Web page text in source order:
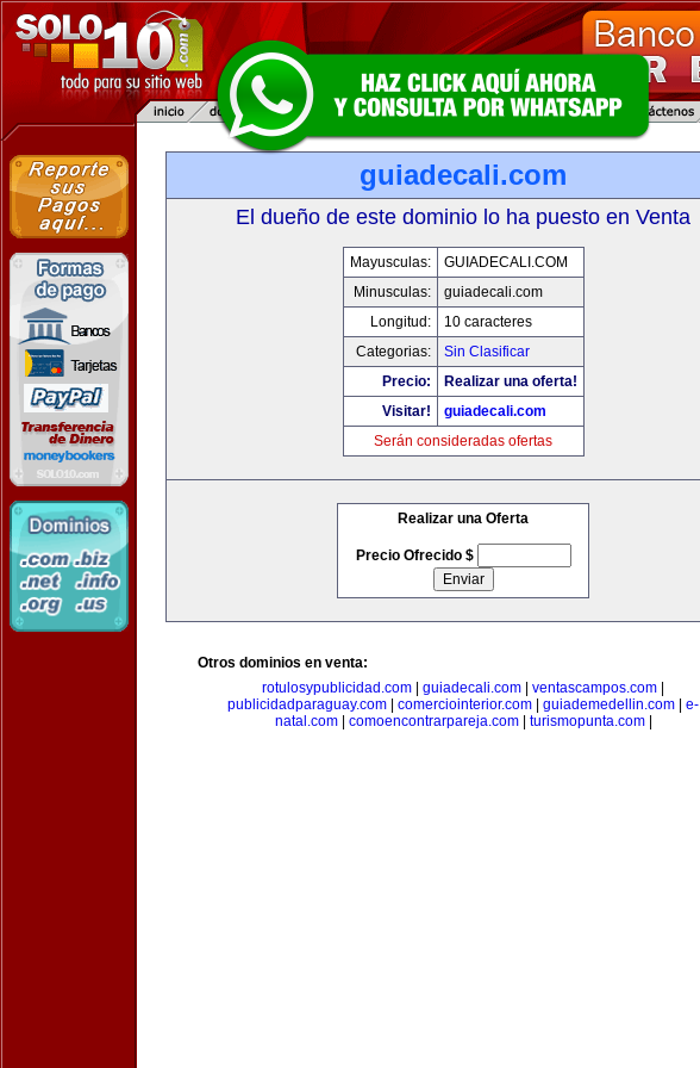
guiadecali.com
El dueño de este dominio lo ha puesto en Venta
Mayusculas:
GUIADECALI.COM
Minusculas:
guiadecali.com
Longitud:
10 caracteres
Categorias:
Sin Clasificar
Precio:
Realizar una oferta!
Visitar!
guiadecali.com
Serán consideradas ofertas
Realizar una Oferta
Precio Ofrecido $
Otros dominios en venta:
rotulosypublicidad.com
guiadecali.com ventascampos.com
publicidadparaguay.com
comerciointerior.com guiademedellin.com
e-
natal.com| comoencontrarpareja.com| turismopunta.com|